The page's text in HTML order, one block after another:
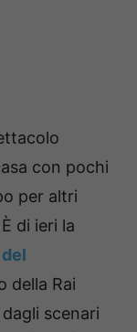
con pochi
per altri
di ieri la
della Rai
scenari